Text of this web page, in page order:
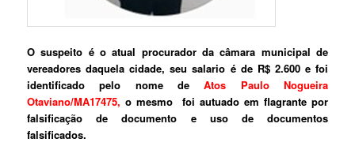
O suspeito é o atual procurador da câmara municipal de
vereadores daquela cidade, seu salario é de R$ 2.600 e foi
identificado pelo nome deAtos Paulo Nogueira
Otaviano/MA17475, o mesmo foi autuado em flagrante por
falsificação de documento e uso de documentos
falsificados.